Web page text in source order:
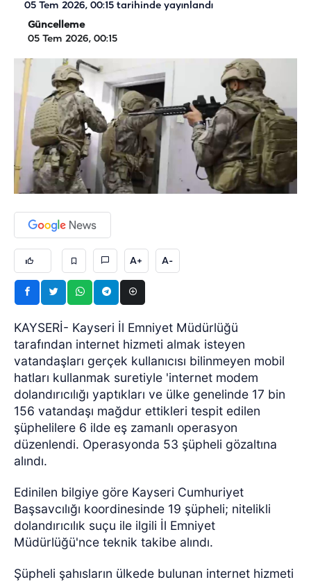
05 Tem 2026, 00:15 tarihinde yayınlandı
Güncelleme
05 Tem 2026, 00:15
A+ A-
KAYSERİ- Kayseri İl Emniyet Müdürlüğü
tarafından internet hizmeti almak isteyen
vatandaşları gerçek kullanıcısı bilinmeyen mobil
hatları kullanmak suretiyle 'internet modem
dolandırıcılığı yaptıkları ve ülke genelinde 17 bin
156 vatandaşı mağdur ettikleri tespit edilen
şüphelilere 6 ilde eş zamanlı operasyon
düzenlendi. Operasyonda 53 şüpheli gözaltına
alındı.
Edinilen bilgiye göre Kayseri Cumhuriyet
Başsavcılığı koordinesinde 19 şüpheli; nitelikli
dolandırıcılık suçu ile ilgili İl Emniyet
Müdürlüğü'nce teknik takibe alındı.
Şüpheli şahısların ülkede bulunan internet hizmeti